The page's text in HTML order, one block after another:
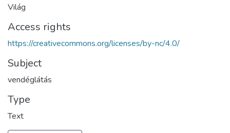
Világ
Access rights
https://creativecommons.org/licenses/by-nc/4.0/
Subject
vendéglátás
Type
Text